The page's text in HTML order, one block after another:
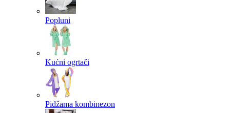
Popluni
Kućni ogrtači
Pidžama kombinezon